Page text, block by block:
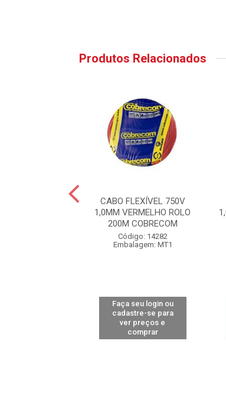
Produtos Relacionados
CABO FLEXÍVEL 750V
1,0MM VERMELHO ROLO
200M COBRECOM
Código: 14282
Embalagem: MT1
Faça seu login ou
cadastre-se para
ver preços e
comprar